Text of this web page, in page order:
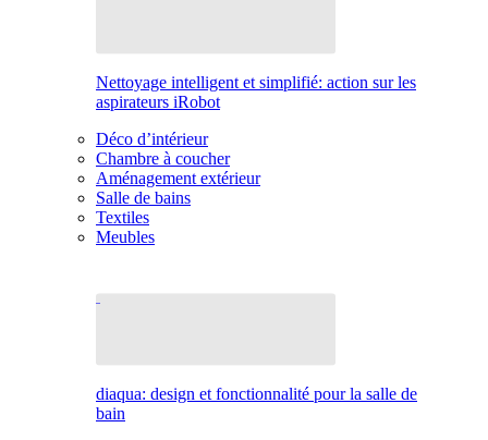
Nettoyage intelligent et simplifié: action sur les
aspirateurs iRobot
Déco d’intérieur
Chambre à coucher
Aménagement extérieur
Salle de bains
Textiles
Meubles
diaqua: design et fonctionnalité pour la salle de
bain